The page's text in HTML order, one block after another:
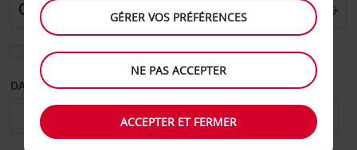
Sélectionnez une autre agence de retour
DATE DE DÉPART DATE DE RETOUR
GÉRER VOS PRÉFÉRENCES
NE PAS ACCEPTER
ACCEPTER ET FERMER